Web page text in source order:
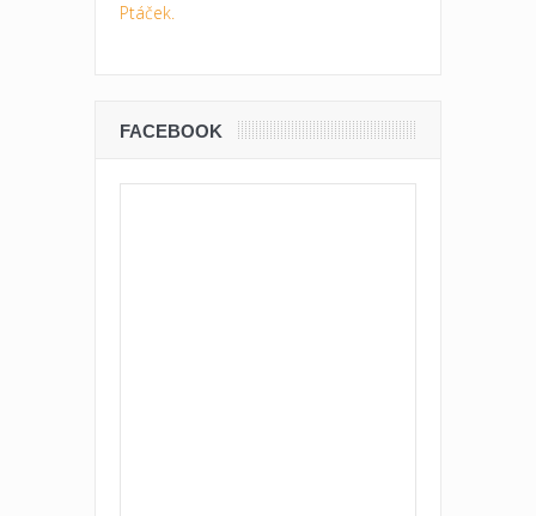
Ptáček.
FACEBOOK